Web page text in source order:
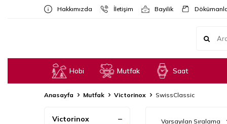
Hakkımızda İletişim Bayilik
Hobi Mutfak Saat
Anasayfa Mutfak Victorinox SwissClassic
Victorinox